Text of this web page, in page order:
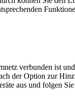
verbunden ist
der Option zur
aus und folgen